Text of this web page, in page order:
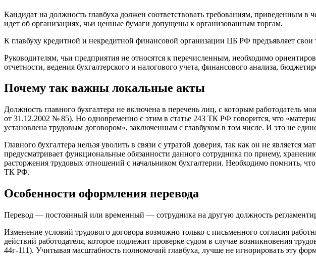
Кандидат на должность главбуха должен соответствовать требованиям, приведенным в
идет об организациях, чьи ценные бумаги допущены к организованным торгам.
К главбуху кредитной и некредитной финансовой организации ЦБ РФ предъявляет
Руководителям, чьи предприятия не относятся к перечисленным, необходимо
отчетности, ведения бухгалтерского и налогового учета, финансового анализа,
Почему так важны локальные акты
Должность главного бухгалтера не включена в перечень лиц, с которым работодатель
от 31.12.2002 № 85). Но одновременно с этим в статье 243 ТК РФ говорится, что
установлена трудовым договором», заключенным с главбухом в том числе. И это не
Главного бухгалтера нельзя уволить в связи с утратой доверия, так как он не
предусматривает функциональные обязанности данного сотрудника по приему,
расторжения трудовых отношений с начальником бухгалтерии. Необходимо помнить,
ТК РФ.
Особенности оформления перевода
Перевод — постоянный или временный — сотрудника на другую должность
Изменение условий трудового договора возможно только с письменного согласия
действий работодателя, которое подлежит проверке судом в случае возникновения
44г-111). Учитывая масштабность полномочий главбуха, лучше не игнорировать эту